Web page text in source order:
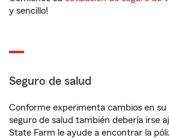
y sencillo!
Seguro de salud
Conforme experimenta cambios en
seguro de salud también debería irse
State Farm le ayude a encontrar la